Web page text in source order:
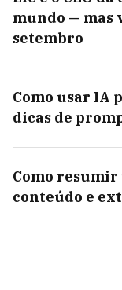
mundo — mas
setembro
Como usar IA
dicas de
Como
conteúdo e